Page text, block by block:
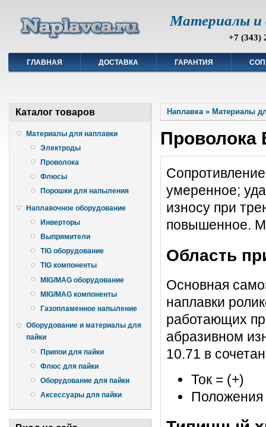
Материалы и
+7 (343)
ГЛАВНАЯ ДОСТАВКА ГАРАНТИЯ
Каталог товаров
Материалы для наплавки
Электроды
Проволока
Флюсы
Порошки для напыления
Наплавочное оборудование
Инверторы
Выпрямители
TIG оборудование
TIG компоненты
MIG/MAG оборудование
MIG/MAG компоненты
Газопламенное напыление
Оборудование и материалы для
пайки
Припои для пайки
Флюс для пайки
Оборудование для пайки
Аксессуары для пайки
Наплавка» Материалы
Проволока
умеренное;
износу при
повышенное.
Область
Основная
наплавки
работающих
абразивном
10.71 в
Ток = (+)
Положения